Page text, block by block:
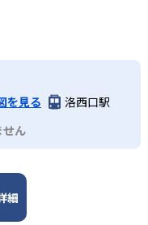
計となっている。
ウハウを結集した
学習ツール、ワーク
力を養成する。教
、家庭学習との連携
。
への橋渡しとなる
ース）
、高学年のSTEP4～
）を取り入れた会話
生向けに週1回60～
両立し、コミュニケ
講コースやレッスン
するコースが近隣
た、教材費や年間
週1回のペースで学
庭での追加学習が
レッスンのため、個
ある。
を見る
洛西口駅
せん
細